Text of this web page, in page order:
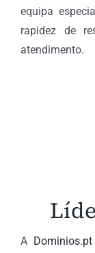
equipa
rapidez de
atendimento.
A Dominios.pt